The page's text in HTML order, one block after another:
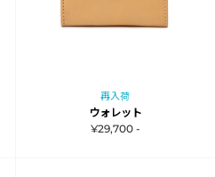
再入荷
ウォレット
¥29,700 -